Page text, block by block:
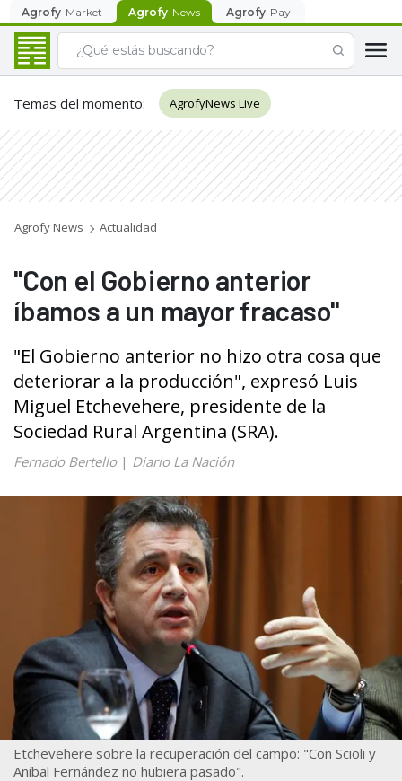
Agrofy Market Agrofy News Agrofy Pay
Temas del momento: AgrofyNews Live
Agrofy News Actualidad
"Con el Gobierno anterior
íbamos a un mayor fracaso"
"El Gobierno anterior no hizo otra cosa que
deteriorar a la producción", expresó Luis
Miguel Etchevehere, presidente de la
Sociedad Rural Argentina (SRA).
Fernado Bertello| Diario La Nación
Etchevehere sobre la recuperación del campo: "Con Scioli y
Aníbal Fernández no hubiera pasado".